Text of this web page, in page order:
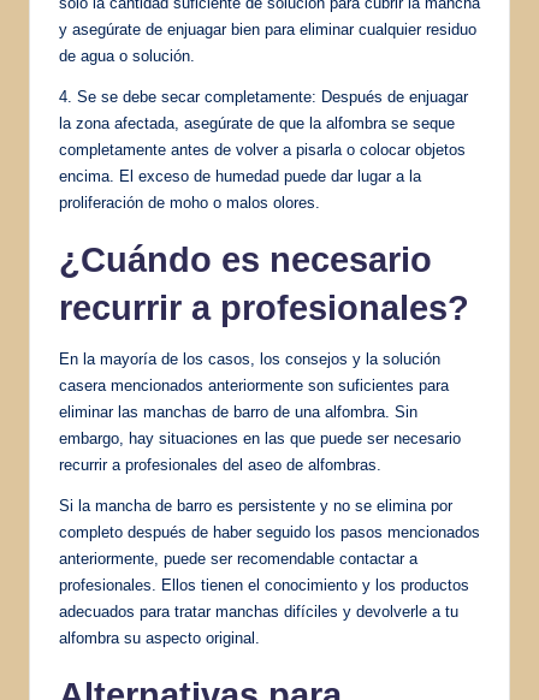
y asegúrate de enjuagar bien para eliminar cualquier residuo
de agua o solución.
4. Se se debe secar completamente: Después de enjuagar
la zona afectada, asegúrate de que la alfombra se seque
completamente antes de volver a pisarla o colocar objetos
encima. El exceso de humedad puede dar lugar a la
proliferación de moho o malos olores.
¿Cuándo es necesario
recurrir a profesionales?
En la mayoría de los casos, los consejos y la solución
casera mencionados anteriormente son suficientes para
eliminar las manchas de barro de una alfombra. Sin
embargo, hay situaciones en las que puede ser necesario
recurrir a profesionales del aseo de alfombras.
Si la mancha de barro es persistente y no se elimina por
completo después de haber seguido los pasos mencionados
anteriormente, puede ser recomendable contactar a
profesionales. Ellos tienen el conocimiento y los productos
adecuados para tratar manchas difíciles y devolverle a tu
alfombra su aspecto original.